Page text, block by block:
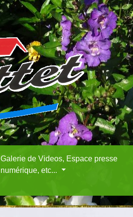
Galerie de Videos, Espace presse
numérique, etc...